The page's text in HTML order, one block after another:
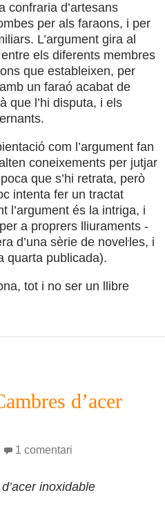
confraria d’artesans
per als faraons, i per
L’argument gira al
els diferents membres
que estableixen, per
un faraó acabat de
que l’hi disputa, i els
com l’argument fan
coneixements per jutjar
que s’hi retrata, però
intenta fer un tractat
l’argument és la intriga, i
a proprers lliuraments -
d’una sèrie de noveŀles, i
quarta publicada).
tot i no ser un llibre
d’acer
1 comentari
inoxidable